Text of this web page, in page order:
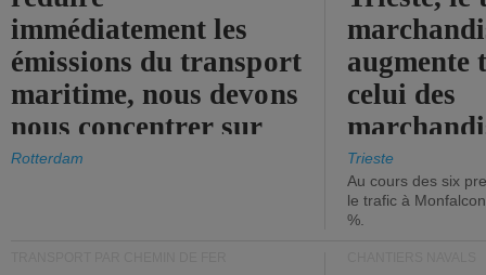
immédiatement les
émissions du transport
maritime, nous devons
nous concentrer sur
les ports.
Rotterdam
augmente
celui des
diminue.
Trieste
Au cours des six
le trafic à
%.